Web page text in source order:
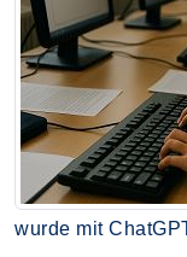
wurde mit